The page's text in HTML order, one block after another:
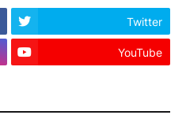
Twitter
YouTube